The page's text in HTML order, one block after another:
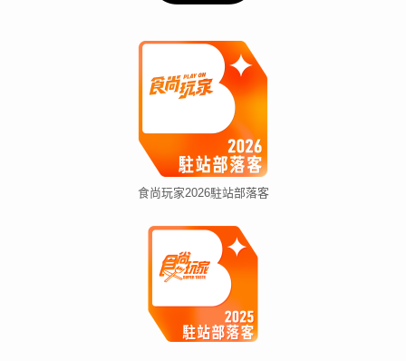
食尚玩家2026駐站部落客